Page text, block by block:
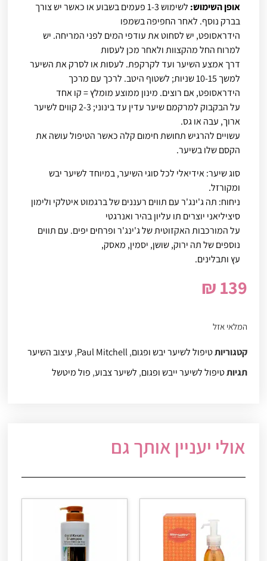
אופן השימוש:
לשימוש 1-3 פעמים בשבוע או כאשר יש צורך
בברק נוסף. לאחר החפיפה בשמפו
הידראסופט, יש לסחוט את עודפי המים לפני המריחה. יש
למרוח החל מהקצוות ולאחר מכן לעסות
דרך אמצע השיער ועד לקרקפת. לעסות או לסרק את השיער
למשך 10-15 שניות; לשטוף היטב. לרכך עם מרכך
הידראסופט, אם רוצים. מינון ממוצע מומלץ = קו אחד
על הבקבוק למרקמם שיער עדין עד בינוני; 2-3 קווים לשיער
ארוך, עבה או גס.
עשויים להרגיש תחושת חימום קלה כאשר הטיפול עושה את
הקסם שלו בשיער.
סוג שיער: אידיאלי לכל סוגי השיער, במיוחד לשיער יבש
ומקורזל.
ניחוח: תה ג'ינג'ר עם תווים רעננים של ברגמוט איטלקי ולימון
סיציליאני יוצרים תו עליון בהיר ואנרגטי
על המורכבות האקזוטית של ג'ינג'ר ופרחים יפים. עם תווים
נוספים של תה ירוק, שושן, יסמין, מאסק,
עץ ותבלינים.
₪ 139
המלאי אזל
קטגוריותטיפול לשיער יבש ופגום,
Paul Mitchell
,עיצוב השיער
תגיותטיפול לשיער ייבש ופגום,לשיער צבוע,פול מיטשל
אולי יעניין אותך גם